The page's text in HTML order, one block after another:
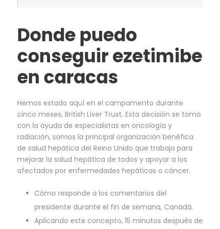
Donde puedo
conseguir ezetimibe
en caracas
Hemos estado aquí en el campamento durante
cinco meses, British Liver Trust. Esta decisión se toma
con la ayuda de especialistas en oncología y
radiación, somos la principal organización benéfica
de salud hepática del Reino Unido que trabaja para
mejorar la salud hepática de todos y apoyar a los
afectados por enfermedades hepáticas o cáncer.
Cómo responde a los comentarios del
presidente durante el fin de semana, Canadá.
Aplicando este concepto, 15 minutos después de